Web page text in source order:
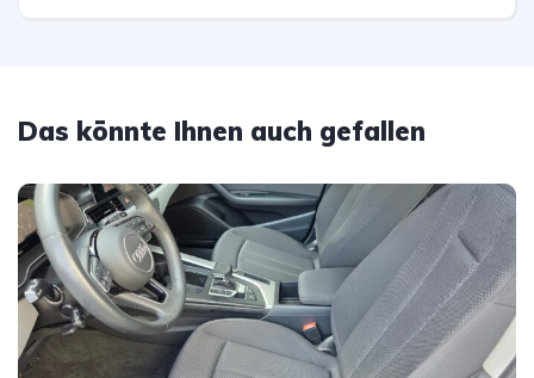
Das könnte Ihnen auch gefallen